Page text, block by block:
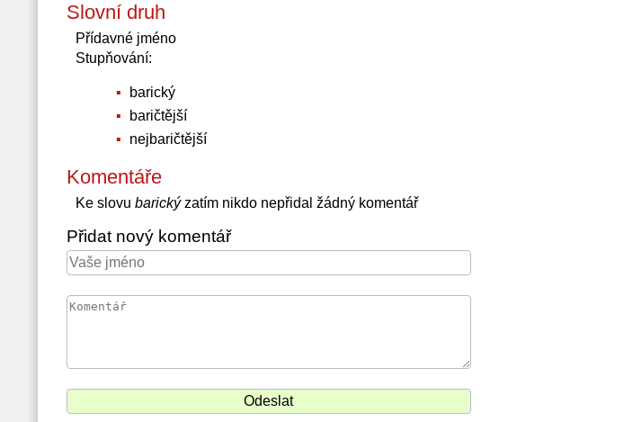
Slovní druh
Přídavné jméno
Stupňování:
barický
baričtější
nejbaričtější
Komentáře
Ke slovu barickýzatím nikdo nepřidal žádný komentář
Přidat nový komentář